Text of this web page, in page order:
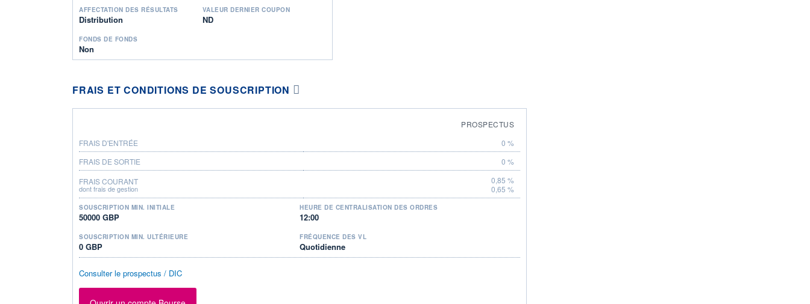
AFFECTATION DES RÉSULTATS
Distribution
VALEUR DERNIER COUPON
ND
FONDS DE FONDS
Non
FRAIS ET CONDITIONS DE SOUSCRIPTION
PROSPECTUS
FRAIS D'ENTRÉE
0 %
FRAIS DE SORTIE
0 %
FRAIS COURANT
dont frais de gestion
0,85 %
0,65 %
SOUSCRIPTION MIN. INITIALE
50000 GBP
HEURE DE CENTRALISATION DES ORDRES
12:00
SOUSCRIPTION MIN. ULTÉRIEURE
0 GBP
FRÉQUENCE DES VL
Quotidienne
Consulter le prospectus / DIC